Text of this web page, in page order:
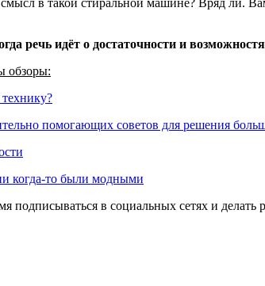
речь идёт о достаточности и
обзоры:
помогающих советов для решения
когда-то были модными
подписываться в социальных сетях и делать